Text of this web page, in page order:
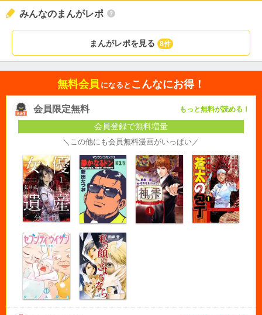
みんなのまんがレポ
まんがレポを見る 8件
無料会員 になると こんなにお得！
会員限定無料 もっと無料が読める！
会員登録で無料増量
＼この他にも会員無料漫画がいっぱい／